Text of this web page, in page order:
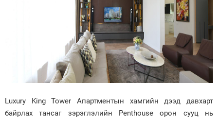
Luxury King Tower Апартментын хамгийн дээд давхарт
байрлах тансаг зэрэглэлийн Penthouse орон сууц нь